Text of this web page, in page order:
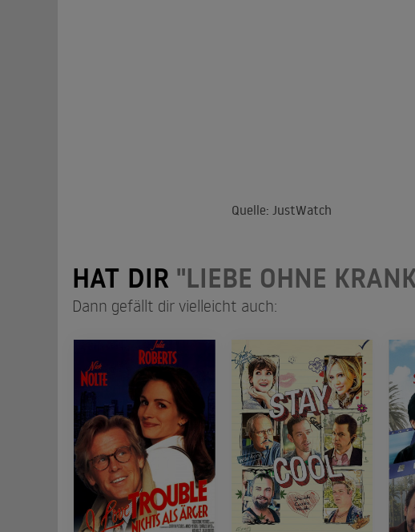
Quelle: JustWatch
HAT DIR "LIEBE OHNE
Dann gefällt dir vielleicht auch: